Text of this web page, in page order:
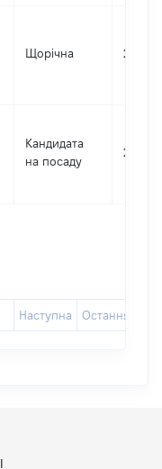
Щорічна 2023
Кандидата
на посаду
2022
Наступна Остання